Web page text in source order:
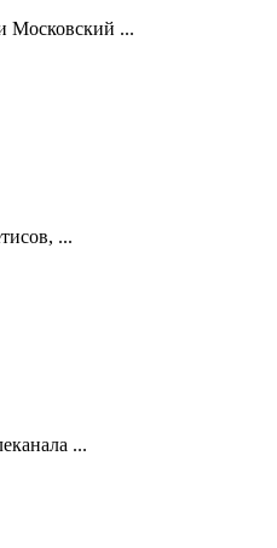
Московский ...
...
...